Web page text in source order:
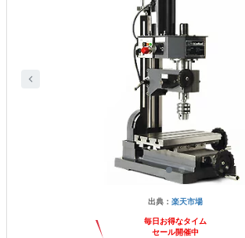
出典： 楽天市場
毎日お得なタイム
セール開催中